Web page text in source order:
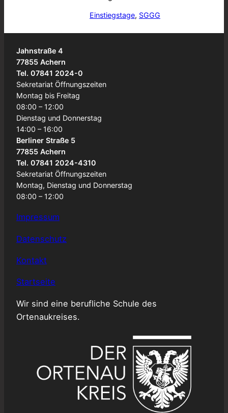
Einstiegstage, SGGG
Jahnstraße 4
77855 Achern
Tel. 07841 2024-0
Sekretariat Öffnungszeiten
Montag bis Freitag
08:00 – 12:00
Dienstag und Donnerstag
14:00 – 16:00
Berliner Straße 5
77855 Achern
Tel. 07841 2024-4310
Sekretariat Öffnungszeiten
Montag, Dienstag und Donnerstag
08:00 – 12:00
Impressum
Datenschutz
Kontakt
Startseite
Wir sind eine berufliche Schule des
Ortenaukreises.